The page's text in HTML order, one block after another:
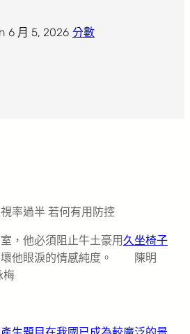
6 月 5, 2026 分數
過半 若何有用防控
，他必須阻止牛土豪用久坐椅子
壞他眼淚的情感純度。 陳明
梅